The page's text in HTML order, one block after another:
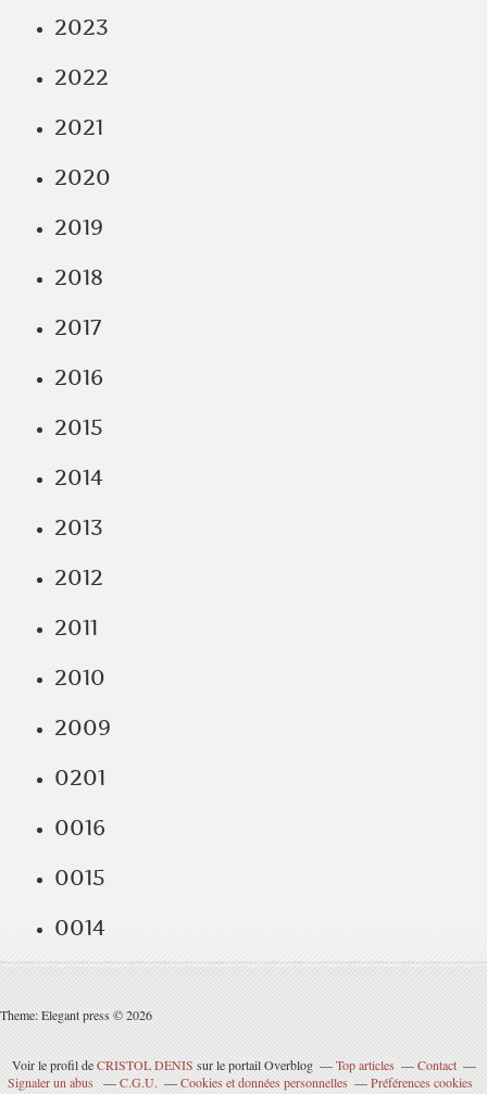
2023
2022
2021
2020
2019
2018
2017
2016
2015
2014
2013
2012
2011
2010
2009
0201
0016
0015
0014
Theme: Elegant press © 2026
Voir le profil deCRISTOL DENIS sur le portail Overblog Top articles
Contact
Signaler un abus
C.G.U. Cookies et données personnelles Préférences cookies